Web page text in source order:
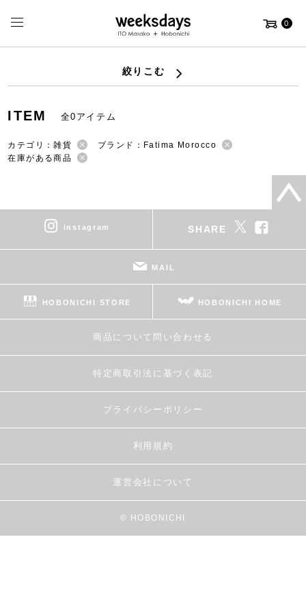
0
絞りこむ
ITEM 全0アイテム
カテゴリ：雑貨
ブランド：Fatima Morocco
在庫がある商品
instagram SHARE
MAIL
HOBONICHI STORE HOBONICHI HOME
商品について問い合わせる
特定商取引法に基づく表記
プライバシーポリシー
利用規約
運営会社について
© HOBONICHI